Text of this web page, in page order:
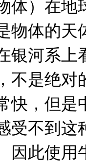
体）在地
物体的
银河系上
不是绝对
快，但是
受不到这
因此使用